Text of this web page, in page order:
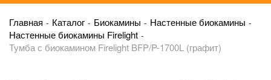
Главная Каталог Биокамины
Настенные биокамины
Настенные биокамины Firelight
Тумба с биокамином Firelight BFP/P-1700L (графит)